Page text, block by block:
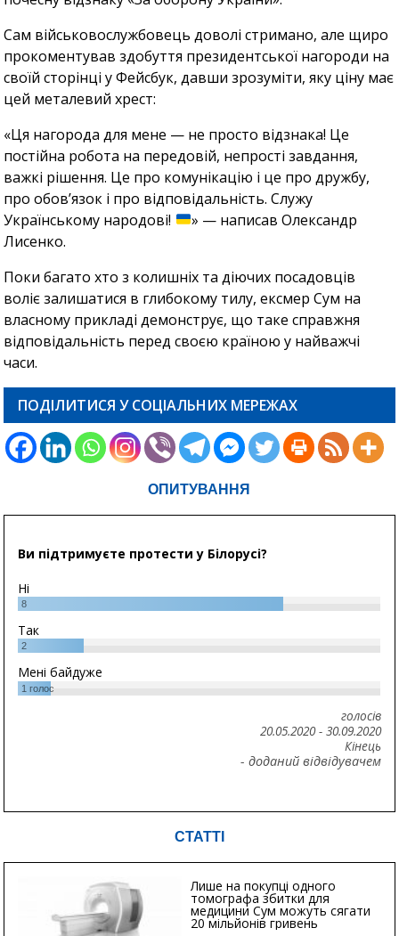
Сам військовослужбовець доволі стримано, але щиро
прокоментував здобуття президентської нагороди на
своїй сторінці у Фейсбук, давши зрозуміти, яку ціну має
цей металевий хрест:
«Ця нагорода для мене — не просто відзнака! Це
постійна робота на передовій, непрості завдання,
важкі рішення. Це про комунікацію і це про дружбу,
про обовʼязок і про відповідальність. Служу
Українському народові!
» — написав Олександр
Лисенко.
Поки багато хто з колишніх та діючих посадовців
воліє залишатися в глибокому тилу, ексмер Сум на
власному прикладі демонструє, що таке справжня
відповідальність перед своєю країною у найважчі
часи.
ПОДІЛИТИСЯ У СОЦІАЛЬНИХ МЕРЕЖАХ
ОПИТУВАННЯ
Ви підтримуєте протести у Білорусі?
Ні
8
Так
2
Мені байдуже
1 голос
голосів
20.05.2020- 30.09.2020
Кінець
- доданий відвідувачем
СТАТТІ
Лише на покупці одного
томографа збитки для
медицини Сум можуть сягати
20 мільйонів гривень